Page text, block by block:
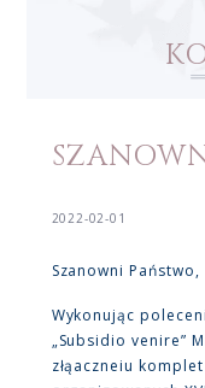
2022-02-01
Szanowni Państwo,
Wykonując
„Subsidio venire”
złąaczneiu